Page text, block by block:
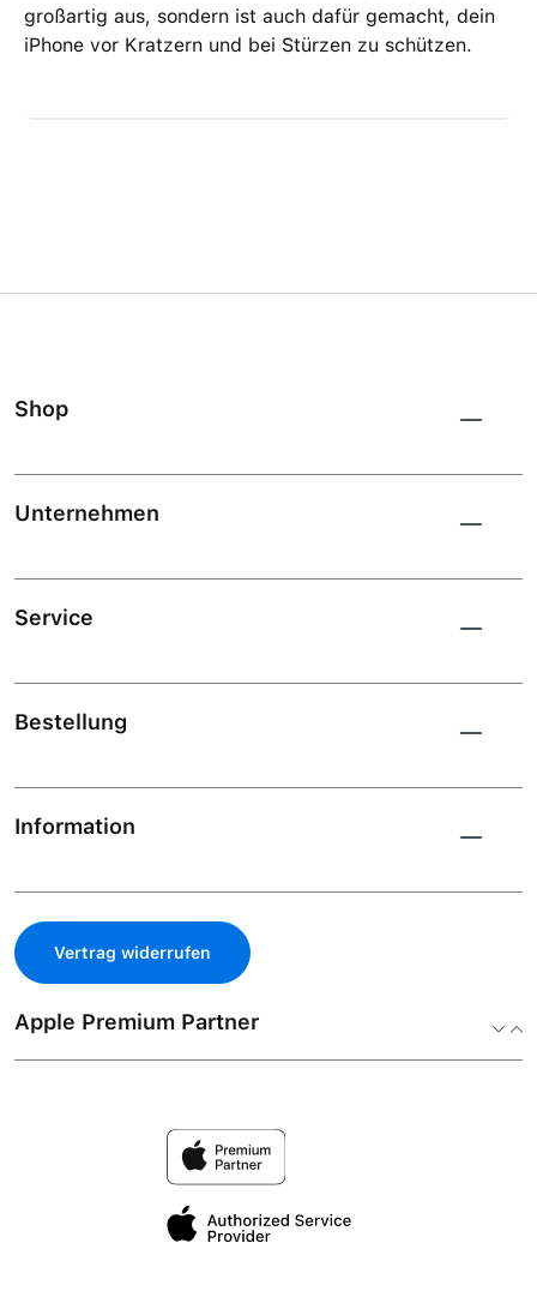
großartig aus, sondern ist auch dafür gemacht, dein
iPhone vor Kratzern und bei Stürzen zu schützen.
Shop
Unternehmen
Service
Bestellung
Information
Vertrag widerrufen
Apple Premium Partner